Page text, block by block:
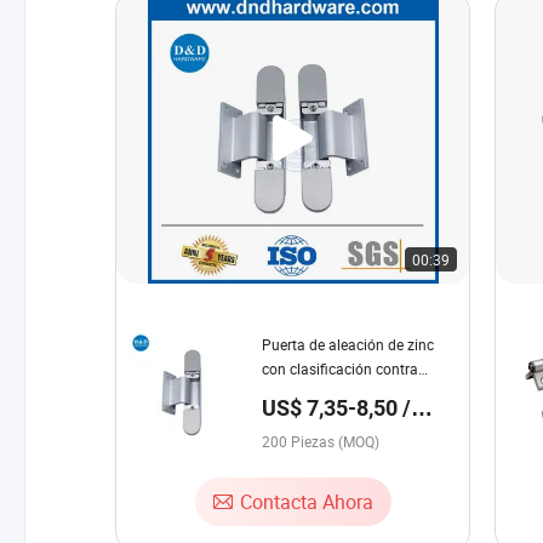
00:39
Puerta de aleación de zinc
con clasificación contra
ajustable e invisible para
puerta de fumadores
US$ 7,35-8,50 /
Pieza
200 Piezas (MOQ)
Contacta Ahora